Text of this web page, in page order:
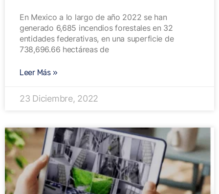
INCENDIOS
En Mexico a lo largo de año 2022 se han
generado 6,685 incendios forestales en 32
entidades federativas, en una superficie de
738,696.66 hectáreas de
Leer Más »
23 Diciembre, 2022